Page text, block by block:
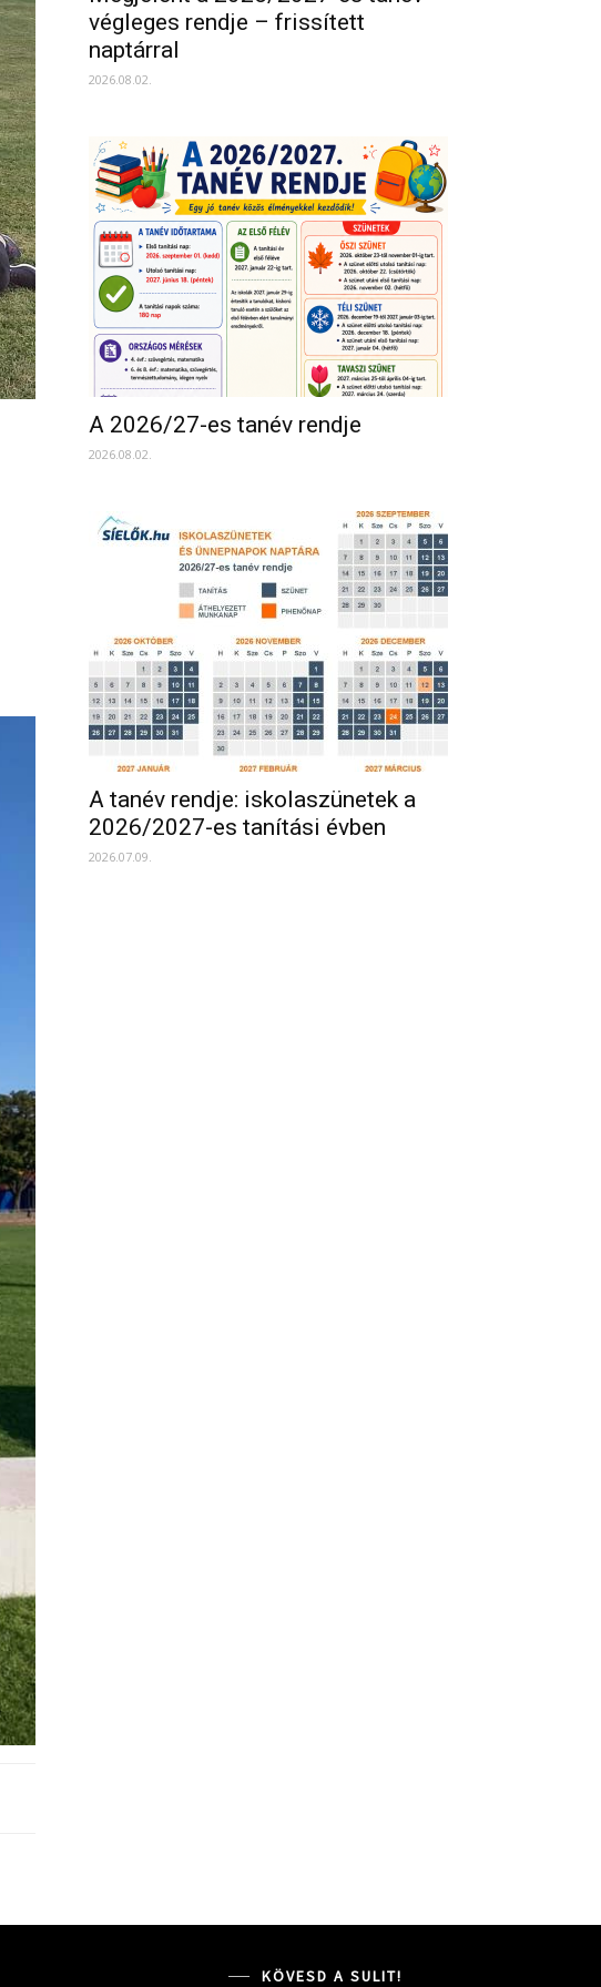
végleges rendje – frissített
naptárral
2026.08.02.
A 2026/27-es tanév rendje
2026.08.02.
A tanév rendje: iskolaszünetek a
2026/2027-es tanítási évben
2026.07.09.
KÖVESD A SULIT!